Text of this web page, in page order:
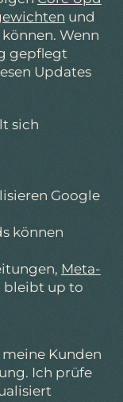
und
Wenn
gepflegt
Updates
sich
Google
können
Meta-
bleibt up to
Kunden
Ich prüfe